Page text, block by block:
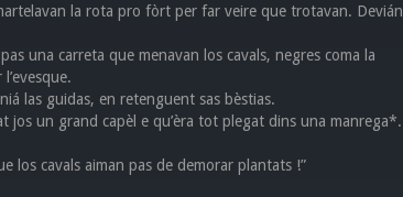
la rota pro fòrt per far veire que trotavan. Devián
una carreta que menavan los cavals, negres coma la
las guidas, en retenguent sas bèstias.
jos un grand capèl e qu’èra tot plegat dins una manrega*.
los cavals aiman pas de demorar plantats !”